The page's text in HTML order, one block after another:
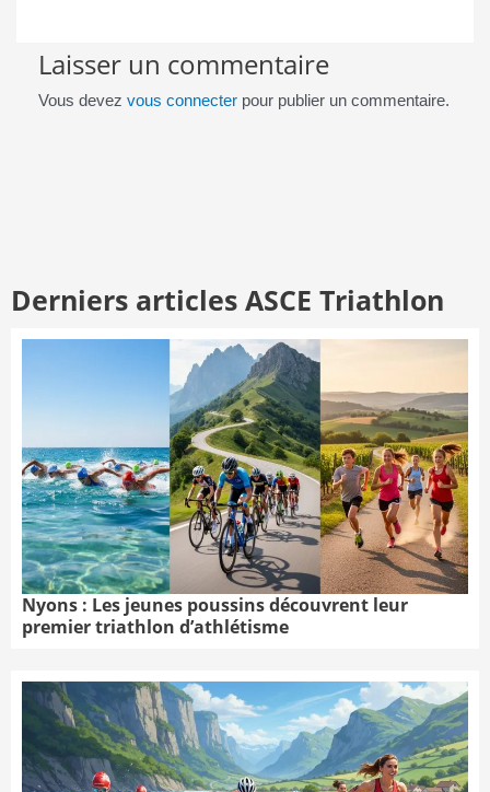
Laisser un commentaire
Vous devez vous connecterpour publier un commentaire.
Derniers articles ASCE Triathlon
Nyons : Les jeunes poussins découvrent leur
premier triathlon d’athlétisme